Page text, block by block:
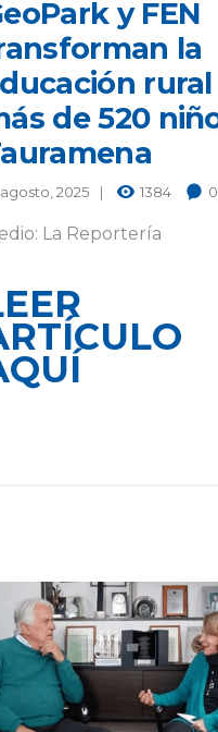
y FEN
la
de 520
2025 1384 0
La Reportería